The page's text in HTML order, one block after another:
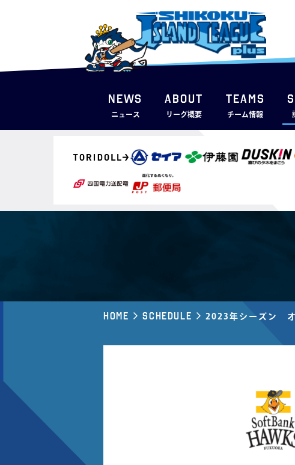
NEWS
ニュース
ABOUT
リーグ概要
TEAMS
チーム情報
Home Schedule 2023年シーズン オ